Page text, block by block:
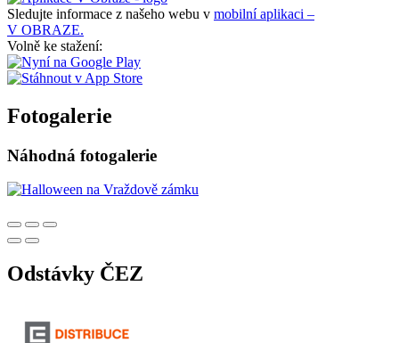
Sledujte informace z našeho webu v mobilní aplikaci –
V OBRAZE.
Volně ke stažení:
Fotogalerie
Náhodná fotogalerie
Odstávky ČEZ